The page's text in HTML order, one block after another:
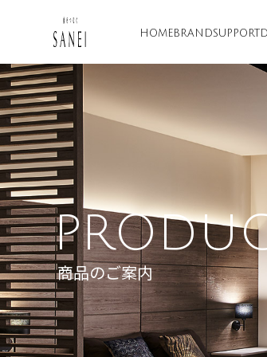
HOME BRANDSUPPORT
商品のご案内